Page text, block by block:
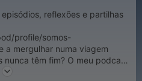
reflexões e partilhas
profile/somos-
fim? O meu podcast
infinita com pessoas que